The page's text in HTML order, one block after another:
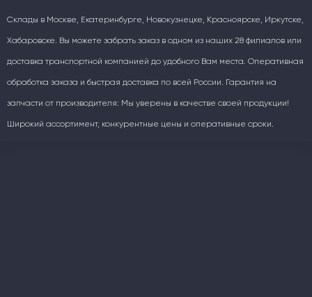
Склады в Москве, Екатеринбурге, Новокузнецке, Красноярске, Иркутске,
Хабаровске. Вы можете забрать заказ в одном из наших 28 филиалов или
доставка транспортной компанией до удобного Вам места. Оперативная
обработка заказа и быстрая доставка по всей России. Гарантия на
запчасти от производителя: Мы уверены в качестве своей продукции!
Широкий ассортимент, конкурентные цены и оперативные сроки.